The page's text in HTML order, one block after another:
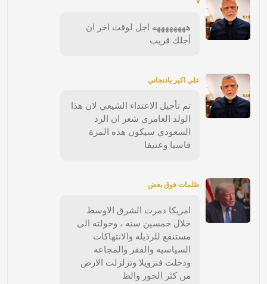
٧
ههههههههه اجل لوقت اخر ان
أجلك قريب
علي اكبر باذنجاني
تم تأجيل الاعتداء الشيعي لان هذا
الولد العامري شعر ان الرد
السعودي سيكون هذه المرة
قاسيا وعنيفا
ظلمات فوق بعض
امريكا دمرت الشرق الاوسط
خلال خمسين سنه ، وحولته الى
مستنقع للرذيله والانتهاكات
السياسيه والفقر والمجاعه
ودخلت فنزويلا وتزلزلت الارض
من كثر الجور والظ